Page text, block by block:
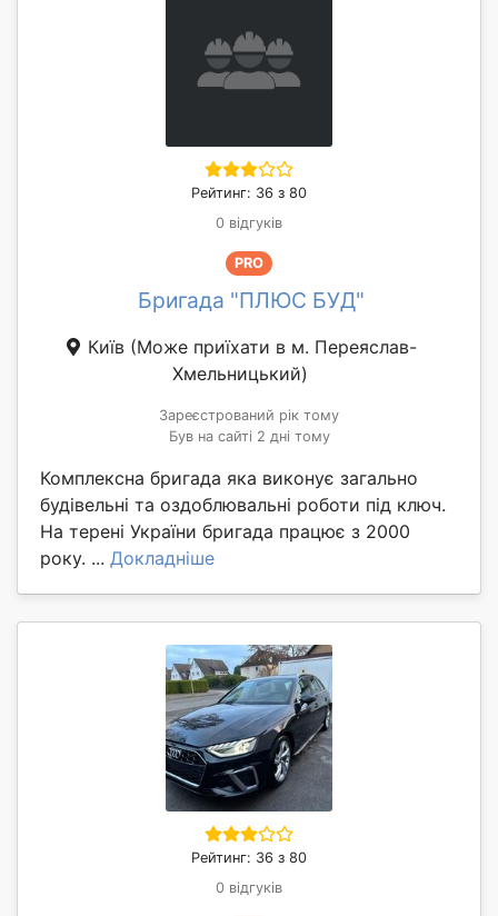
Рейтинг: 36 з 80
0 відгуків
PRO
Бригада "ПЛЮС БУД"
Київ (Може приїхати в м. Переяслав-
Хмельницький)
Зареєстрований рік тому
Був на сайті 2 дні тому
Комплексна бригада яка виконує загально
будівельні та оздоблювальні роботи під ключ.
На терені України бригада працює з 2000
року. ... Докладніше
Рейтинг: 36 з 80
0 відгуків